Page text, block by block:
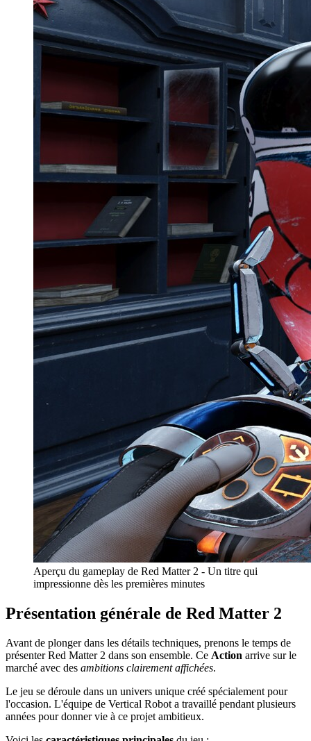
Aperçu du gameplay de Red Matter 2 - Un titre qui
impressionne dès les premières minutes
Présentation générale de Red Matter 2
Avant de plonger dans les détails techniques, prenons le temps de
présenter Red Matter 2 dans son ensemble. Ce Action arrive sur le
marché avec des ambitions clairement affichées.
Le jeu se déroule dans un univers unique créé spécialement pour
l'occasion. L'équipe de Vertical Robot a travaillé pendant plusieurs
années pour donner vie à ce projet ambitieux.